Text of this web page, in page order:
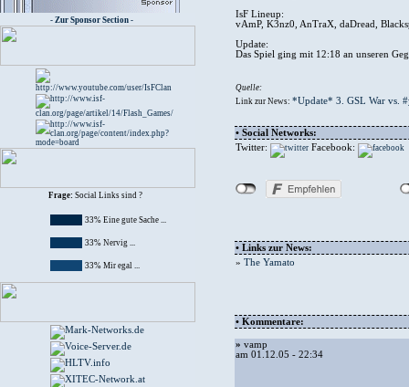
- Zur Sponsor Section -
Frage: Social Links sind ?
33% Eine gute Sache ...
33% Nervig ...
33% Mir egal ...
IsF Lineup:
vAmP, K3nz0, AnTraX, daDread,
Update:
Das Spiel ging mit 12:18 an unseren
Quelle:
Link zur News: *Update* 3. GSL War vs.
• Social Networks:
Twitter:
Facebook:
• Links zur News:
» The Yamato
• Kommentare:
» vamp
am 01.12.05 - 22:34